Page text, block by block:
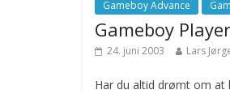
Gameboy Advance
Gameboy Player
24. juni 2003 Lars
Har du altid drømt om at